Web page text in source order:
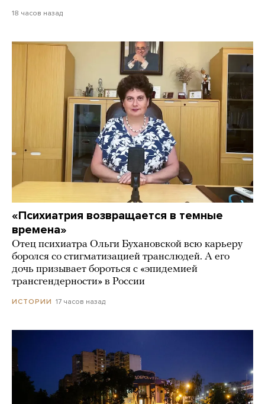
18 часов назад
«Психиатрия возвращается в темные
времена»
Отец психиатра Ольги Бухановской всю карьеру
боролся со стигматизацией транслюдей. А его
дочь призывает бороться с «эпидемией
трансгендерности» в России
ИСТОРИИ 17 часов назад